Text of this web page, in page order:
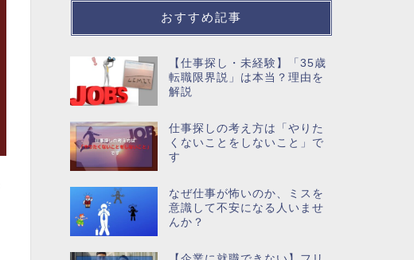
おすすめ記事
【仕事探し・未経験】「35歳
転職限界説」は本当？理由を
解説
仕事探しの考え方は「やりた
くないことをしないこと」で
す
なぜ仕事が怖いのか、ミスを
意識して不安になる人いませ
んか？